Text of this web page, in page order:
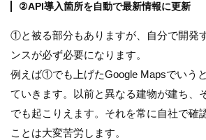
②API導入箇所を自動で最新情報に更新
①と被る部分もありますが、自分で開発
ンスが必ず必要になります。
例えば①でも上げたGoogle Mapsでいう
ていきます。以前と異なる建物が建ち、
でも起こりえます。それを常に自社で確
ことは大変苦労します。